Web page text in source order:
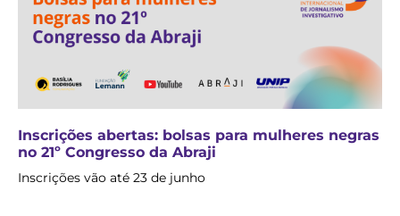
Inscrições abertas: bolsas para mulheres negras
no 21º Congresso da Abraji
Inscrições vão até 23 de junho